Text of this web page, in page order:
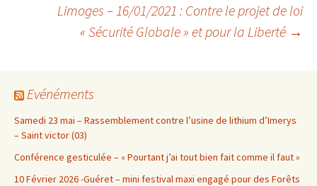
Limoges – 16/01/2021 : Contre le projet de loi
« Sécurité Globale » et pour la Liberté →
Evénéments
Samedi 23 mai – Rassemblement contre l’usine de lithium d’Imerys
– Saint victor (03)
Conférence gesticulée – « Pourtant j’ai tout bien fait comme il faut »
10 Février 2026 -Guéret – mini festival maxi engagé pour des Forêts